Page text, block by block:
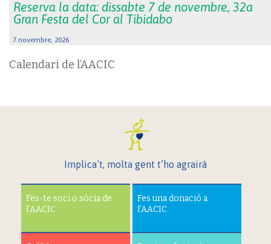
Reserva la data: dissabte 7 de novembre, 32a
Gran Festa del Cor al Tibidabo
7 novembre, 2026
Calendari de l’AACIC
Implica’t, molta gent t’ho agrairà
Fes-te soci o sòcia de
l’AACIC
Fes una donació a
l’AACIC